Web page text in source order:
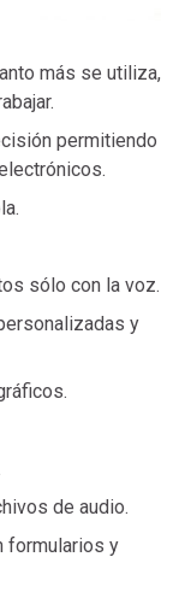
más se utiliza,
permitiendo
sólo con la voz.
y
de audio.
formularios y